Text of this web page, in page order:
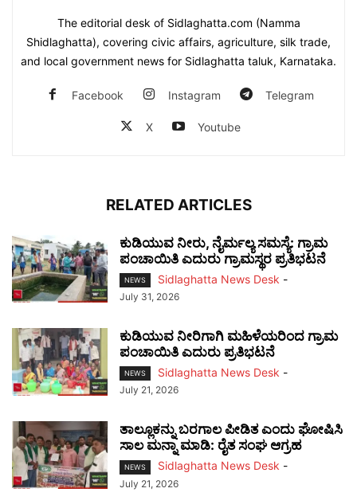
The editorial desk of Sidlaghatta.com (Namma
Shidlaghatta), covering civic affairs, agriculture, silk trade,
and local government news for Sidlaghatta taluk, Karnataka.
Facebook Instagram Telegram
X Youtube
RELATED ARTICLES
ಕುಡಿಯುವ ನೀರು, ನೈರ್ಮಲ್ಯ ಸಮಸ್ಯೆ: ಗ್ರಾಮ
ಪಂಚಾಯಿತಿ ಎದುರು ಗ್ರಾಮಸ್ಥರ ಪ್ರತಿಭಟನೆ
NEWS Sidlaghatta News Desk -
July 31, 2026
ಕುಡಿಯುವ ನೀರಿಗಾಗಿ ಮಹಿಳೆಯರಿಂದ ಗ್ರಾಮ
ಪಂಚಾಯಿತಿ ಎದುರು ಪ್ರತಿಭಟನೆ
NEWS Sidlaghatta News Desk -
July 21, 2026
ತಾಲ್ಲೂಕನ್ನು ಬರಗಾಲ ಪೀಡಿತ ಎಂದು ಘೋಷಿಸಿ
ಸಾಲ ಮನ್ನಾ ಮಾಡಿ: ರೈತ ಸಂಘ ಆಗ್ರಹ
NEWS Sidlaghatta News Desk -
July 21, 2026